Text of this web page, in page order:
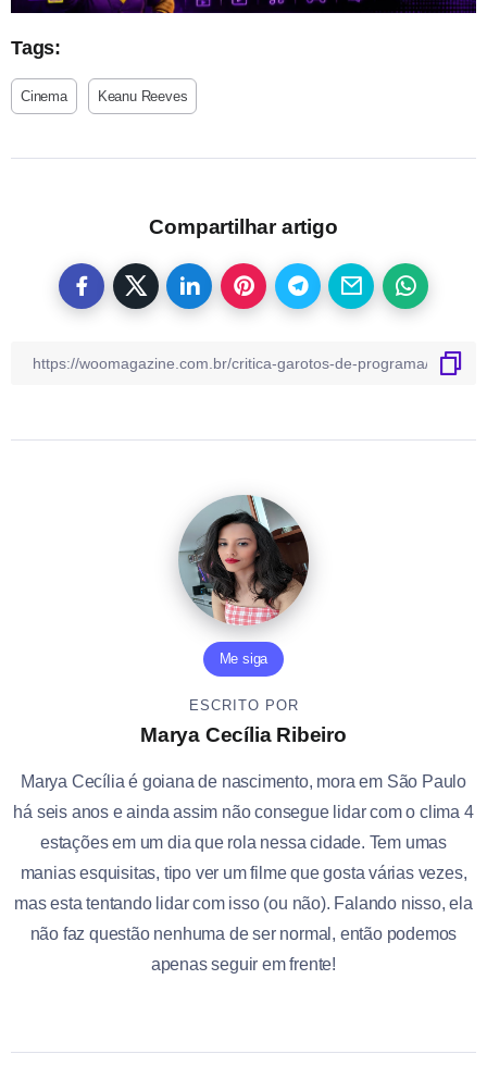
Tags:
Cinema Keanu Reeves
Compartilhar artigo
Me siga
ESCRITO POR
Marya Cecília Ribeiro
Marya Cecília é goiana de nascimento, mora em São Paulo
há seis anos e ainda assim não consegue lidar com o clima 4
estações em um dia que rola nessa cidade. Tem umas
manias esquisitas, tipo ver um filme que gosta várias vezes,
mas esta tentando lidar com isso (ou não). Falando nisso, ela
não faz questão nenhuma de ser normal, então podemos
apenas seguir em frente!